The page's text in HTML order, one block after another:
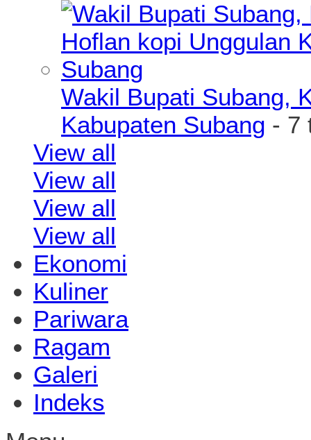
Wakil Bupati Subang,
Kabupaten Subang - 7
View all
View all
View all
View all
Ekonomi
Kuliner
Pariwara
Ragam
Galeri
Indeks